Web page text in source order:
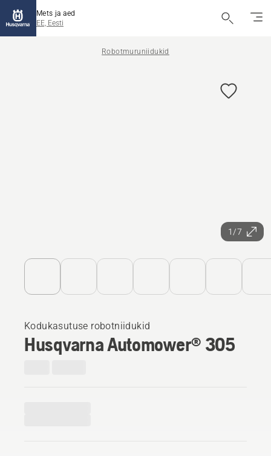
Mets ja aed
EE, Eesti
Robotmuruniidukid
1/7
Kodukasutuse robotniidukid
Husqvarna Automower® 305